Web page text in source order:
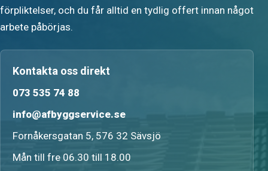
förpliktelser, och du får alltid en tydlig offert innan något
arbete påbörjas.
Kontakta oss direkt
073 535 74 88
info@afbyggservice.se
Fornåkersgatan 5, 576 32 Sävsjö
Mån till fre 06.30 till 18.00